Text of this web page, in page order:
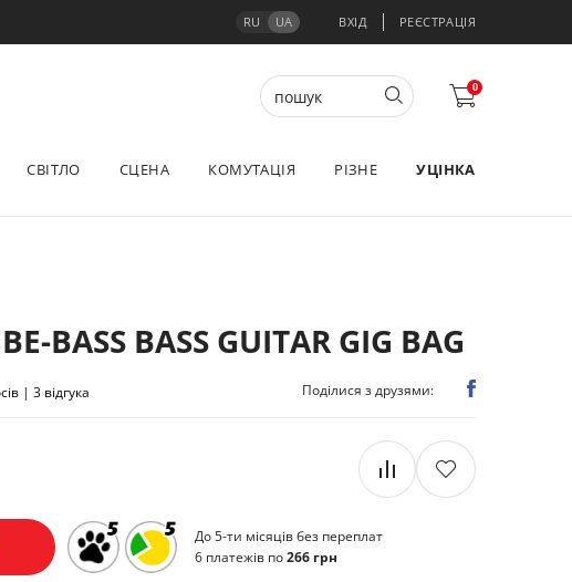
RU UA ВХІД РЕЄСТРАЦІЯ
0
СВІТЛО СЦЕНА КОМУТАЦІЯ РІЗНЕ УЦІНКА
BASS BASS GUITAR GIG BAG
| 3 відгука Поділися з друзями:
До 5-ти місяців без переплат
6 платежів по266 грн